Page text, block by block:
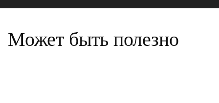
Может быть полезно